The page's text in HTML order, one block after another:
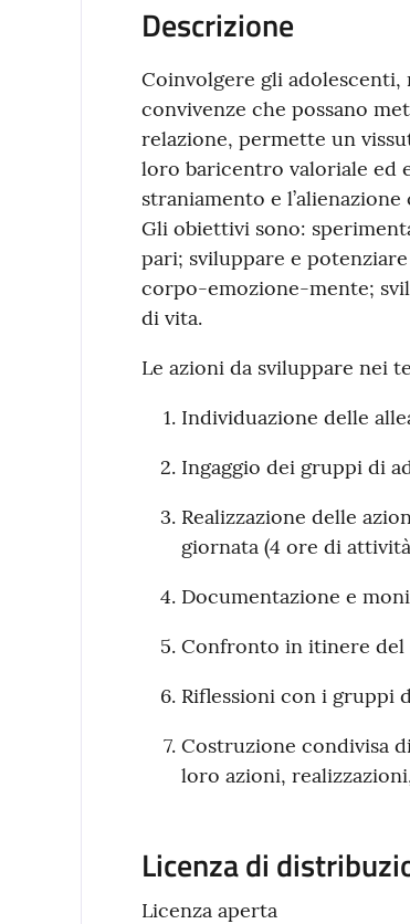
Descrizione
Coinvolgere gli
convivenze che possano
relazione, permette un
loro baricentro valoriale ed
straniamento e
Gli obiettivi sono:
pari; sviluppare e
corpo-emozione-mente;
di vita.
Le azioni da sviluppare nei
Individuazione delle
Ingaggio dei gruppi di
Realizzazione delle
giornata (4 ore di
Documentazione e
Confronto in itinere
Riflessioni con i gruppi
Costruzione condivisa
loro azioni,
Licenza di
Licenza aperta